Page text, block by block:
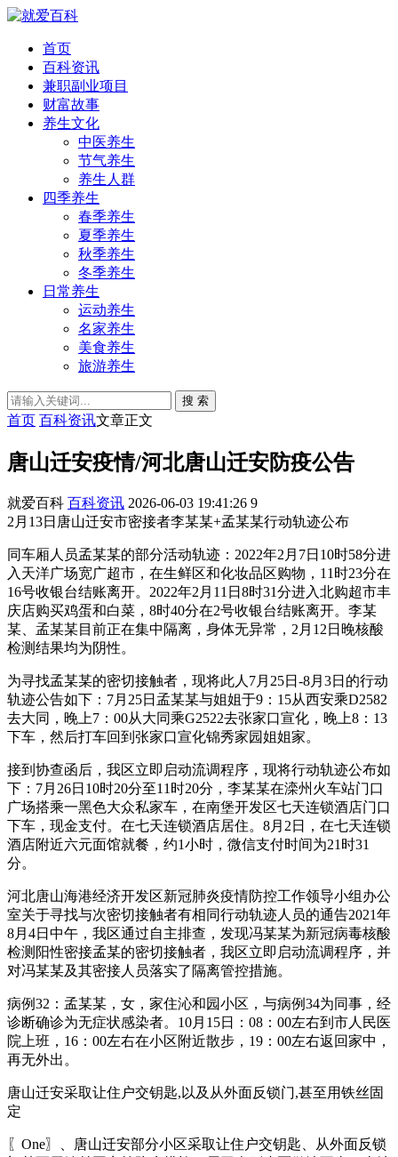
首页
百科资讯
兼职副业项目
财富故事
养生文化
中医养生
节气养生
养生人群
四季养生
春季养生
夏季养生
秋季养生
冬季养生
日常养生
运动养生
名家养生
美食养生
旅游养生
搜 索
首页 百科资讯文章正文
唐山迁安疫情/河北唐山迁安防疫公告
就爱百科 百科资讯 2026-06-03 19:41:26 9
2月13日唐山迁安市密接者李某某+孟某某行动轨迹公布
同车厢人员孟某某的部分活动轨迹：2022年2月7日10时58分进
入天洋广场宽广超市，在生鲜区和化妆品区购物，11时23分在
16号收银台结账离开。2022年2月11日8时31分进入北购超市丰
庆店购买鸡蛋和白菜，8时40分在2号收银台结账离开。李某
某、孟某某目前正在集中隔离，身体无异常，2月12日晚核酸
检测结果均为阴性。
为寻找孟某某的密切接触者，现将此人7月25日-8月3日的行动
轨迹公告如下：7月25日孟某某与姐姐于9：15从西安乘D2582
去大同，晚上7：00从大同乘G2522去张家口宣化，晚上8：13
下车，然后打车回到张家口宣化锦秀家园姐姐家。
接到协查函后，我区立即启动流调程序，现将行动轨迹公布如
下：7月26日10时20分至11时20分，李某某在滦州火车站门口
广场搭乘一黑色大众私家车，在南堡开发区七天连锁酒店门口
下车，现金支付。在七天连锁酒店居住。8月2日，在七天连锁
酒店附近六元面馆就餐，约1小时，微信支付时间为21时31
分。
河北唐山海港经济开发区新冠肺炎疫情防控工作领导小组办公
室关于寻找与次密切接触者有相同行动轨迹人员的通告2021年
8月4日中午，我区通过自主排查，发现冯某某为新冠病毒核酸
检测阳性密接孟某的密切接触者，我区立即启动流调程序，并
对冯某某及其密接人员落实了隔离管控措施。
病例32：孟某某，女，家住沁和园小区，与病例34为同事，经
诊断确诊为无症状感染者。10月15日：08：00左右到市人民医
院上班，16：00左右在小区附近散步，19：00左右返回家中，
再无外出。
唐山迁安采取让住户交钥匙,以及从外面反锁门,甚至用铁丝固
定
〖One〗、唐山迁安部分小区采取让住户交钥匙、从外面反锁